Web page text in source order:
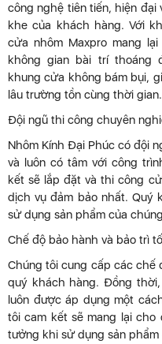
công nghệ tiên tiến, hiện
khe của khách hàng. Với
cửa nhôm Maxpro mang
không gian bài trí thoáng
khung cửa không bám bụi,
lâu trường tồn cùng thời gian.
Đội ngũ thi công chuyên
Nhôm Kính Đại Phúc có đội
và luôn có tâm với công
kết sẽ lắp đặt và thi công
dịch vụ đảm bảo nhất. Quý
sử dụng sản phẩm của
Chế độ bảo hành và bảo trì
Chúng tôi cung cấp các chế
quý khách hàng. Đồng
luôn được áp dụng một
tôi cam kết sẽ mang lại
tưởng khi sử dụng sản phẩm